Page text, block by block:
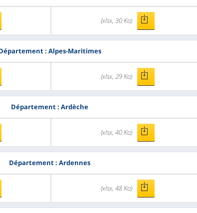
(xlsx, 30 Ko)
: Alpes-Maritimes
(xlsx, 29 Ko)
Département : Ardèche
(xlsx, 40 Ko)
Département : Ardennes
(xlsx, 48 Ko)